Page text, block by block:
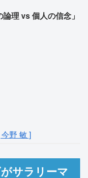
理 vs 個人の信念」
野 敏 ]
サラリーマ